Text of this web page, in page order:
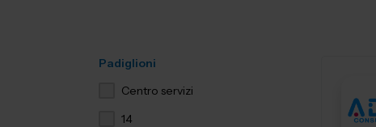
Padiglioni
Centro servizi
14